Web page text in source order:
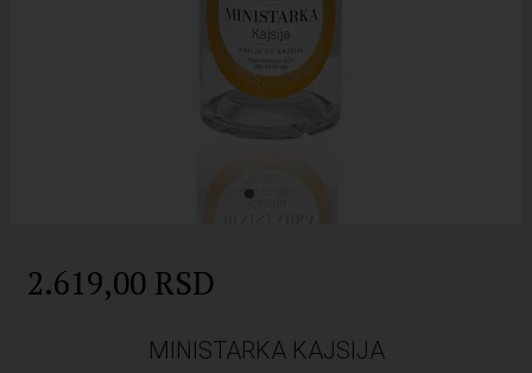
2.619,00 RSD
MINISTARKA KAJSIJA